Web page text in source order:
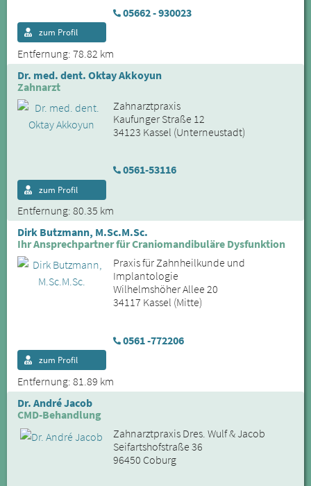
05662 - 930023
Entfernung: 78.82 km
zum Profil
Dr. med. dent. Oktay Akkoyun
Zahnarzt
Zahnarztpraxis
Kaufunger Straße 12
34123 Kassel (Unterneustadt)
0561-53116
Entfernung: 80.35 km
zum Profil
Dirk Butzmann, M.Sc.M.Sc.
Ihr Ansprechpartner für Craniomandibuläre Dysfunktion
Praxis für Zahnheilkunde und
Implantologie
Wilhelmshöher Allee 20
34117 Kassel (Mitte)
0561 -772206
Entfernung: 81.89 km
zum Profil
Dr. André Jacob
CMD-Behandlung
Zahnarztpraxis Dres. Wulf & Jacob
Seifartshofstraße 36
96450 Coburg